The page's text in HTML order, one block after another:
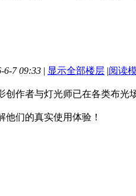
6-7 09:33 | 显示全部楼层 |阅读
创作者与灯光师已在各类布光
他们的真实使用体验！